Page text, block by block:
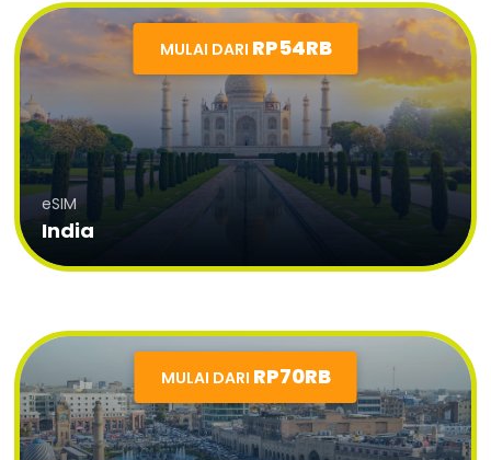
MULAI DARI RP54RB
eSIM
India
MULAI DARI RP70RB